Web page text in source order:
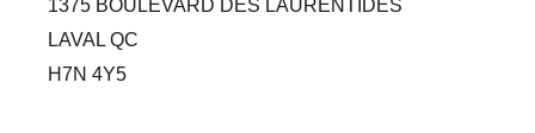
1375 BOULEVARD DES LAURENTIDES
LAVAL QC
H7N 4Y5